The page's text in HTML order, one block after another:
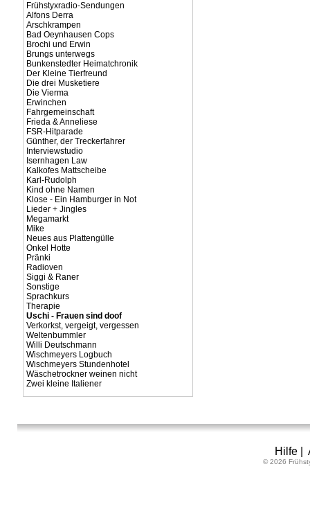
Frühstyxradio-Sendungen
Alfons Derra
Arschkrampen
Bad Oeynhausen Cops
Brochi und Erwin
Brungs unterwegs
Bunkenstedter Heimatchronik
Der Kleine Tierfreund
Die drei Musketiere
Die Vierma
Erwinchen
Fahrgemeinschaft
Frieda & Anneliese
FSR-Hitparade
Günther, der Treckerfahrer
Interviewstudio
Isernhagen Law
Kalkofes Mattscheibe
Karl-Rudolph
Kind ohne Namen
Klose - Ein Hamburger in Not
Lieder + Jingles
Megamarkt
Mike
Neues aus Plattengülle
Onkel Hotte
Pränki
Radioven
Siggi & Raner
Sonstige
Sprachkurs
Therapie
Uschi - Frauen sind doof
Verkorkst, vergeigt, vergessen
Weltenbummler
Willi Deutschmann
Wischmeyers Logbuch
Wischmeyers Stundenhotel
Wäschetrockner weinen nicht
Zwei kleine Italiener
Hilfe|
© 2026